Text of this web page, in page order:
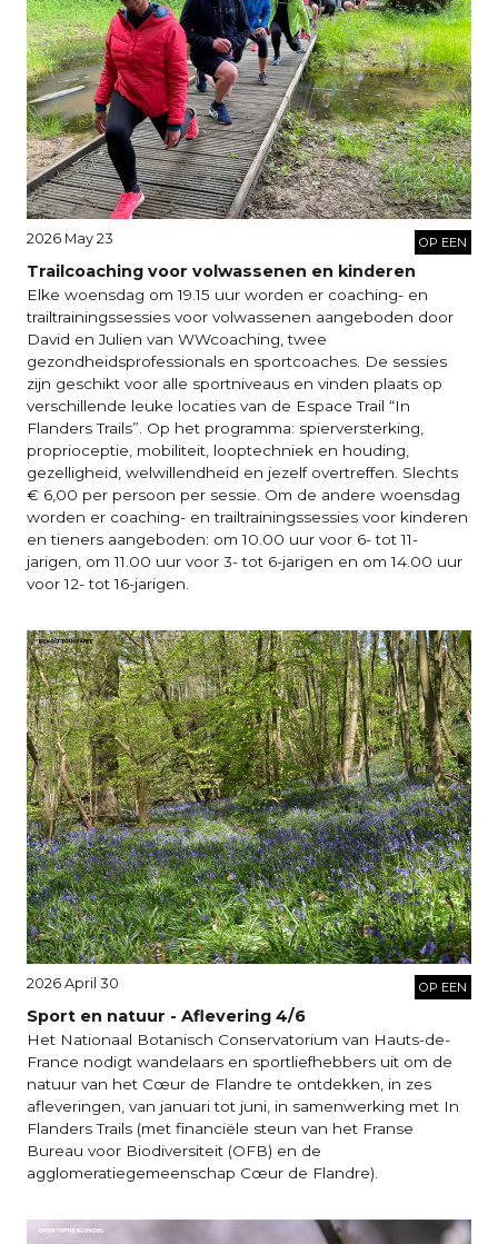
2026 May 23 OP EEN
Trailcoaching voor volwassenen en kinderen
Elke woensdag om 19.15 uur worden er coaching- en
trailtrainingssessies voor volwassenen aangeboden door
David en Julien van WWcoaching, twee
gezondheidsprofessionals en sportcoaches. De sessies
zijn geschikt voor alle sportniveaus en vinden plaats op
verschillende leuke locaties van de Espace Trail “In
Flanders Trails”. Op het programma: spierversterking,
proprioceptie, mobiliteit, looptechniek en houding,
gezelligheid, welwillendheid en jezelf overtreffen. Slechts
€ 6,00 per persoon per sessie. Om de andere woensdag
worden er coaching- en trailtrainingssessies voor kinderen
en tieners aangeboden: om 10.00 uur voor 6- tot 11-
jarigen, om 11.00 uur voor 3- tot 6-jarigen en om 14.00 uur
voor 12- tot 16-jarigen.
2026 April 30 OP EEN
Sport en natuur - Aflevering 4/6
Het Nationaal Botanisch Conservatorium van Hauts-de-
France nodigt wandelaars en sportliefhebbers uit om de
natuur van het Cœur de Flandre te ontdekken, in zes
afleveringen, van januari tot juni, in samenwerking met In
Flanders Trails (met financiële steun van het Franse
Bureau voor Biodiversiteit (OFB) en de
agglomeratiegemeenschap Cœur de Flandre).